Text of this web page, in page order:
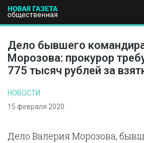
ПОЛИТИКА
Дело бывшего
Морозова: прокурор
775 тысяч рублей за
НОВОСТИ
15 февраля 2020
Дело Валерия Морозова,